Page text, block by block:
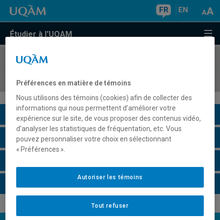
FR EN
Étudier à l'UQAM
COURS//
Description du cours
Horaire - Été 2026
Préférences en matière de témoins
Nous utilisons des témoins (cookies) afin de collecter des
informations qui nous permettent d’améliorer votre
expérience sur le site, de vous proposer des contenus vidéo,
d’analyser les statistiques de fréquentation, etc. Vous
pouvez personnaliser votre choix en sélectionnant
« Préférences ».
Tout refuser
Autoriser les témoins